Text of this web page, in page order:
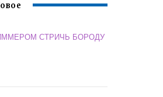
СТРИЧЬ БОРОДУ